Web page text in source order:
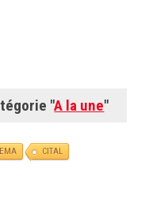
"A la une"
EMA CITAL